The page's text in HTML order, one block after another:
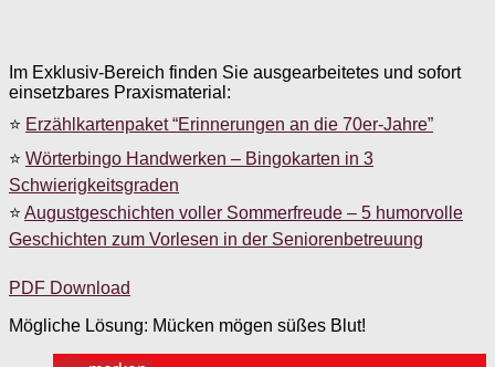
Im Exklusiv-Bereich finden Sie ausgearbeitetes und sofort
einsetzbares Praxismaterial:
⭐ Erzählkartenpaket “Erinnerungen an die 70er-Jahre”
⭐ Wörterbingo Handwerken – Bingokarten in 3
Schwierigkeitsgraden
⭐ Augustgeschichten voller Sommerfreude – 5 humorvolle
Geschichten zum Vorlesen in der Seniorenbetreuung
PDF Download
Mögliche Lösung: Mücken mögen süßes Blut!